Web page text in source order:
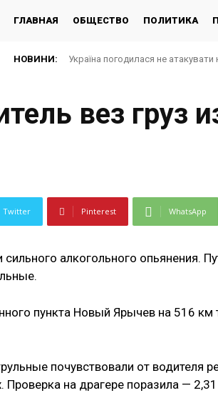
ГЛАВНАЯ ОБЩЕСТВО ПОЛИТИКА
НОВИНИ: Україна погодилася не
вез груз
Twitter Pinterest WhatsApp
алкогольного опьянения.
пункта Новый Ярычев на 516 км
почувствовали от водителя
на драгере поразила —